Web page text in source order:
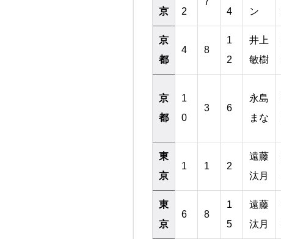
京
2
4
ン
京
都
4 8
1
2
井上
敏樹
京
都
1
0
3 6
永島
まな
東
京
1 1 2
遠藤
汰月
東
京
6 8
1
5
遠藤
汰月